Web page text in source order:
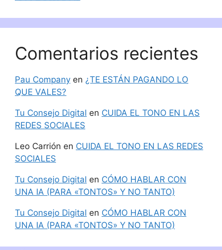
Comentarios recientes
Pau Company en ¿TE ESTÁN PAGANDO LO
QUE VALES?
Tu Consejo Digital en CUIDA EL TONO EN LAS
REDES SOCIALES
Leo Carrión en CUIDA EL TONO EN LAS REDES
SOCIALES
Tu Consejo Digital en CÓMO HABLAR CON
UNA IA (PARA «TONTOS» Y NO TANTO)
Tu Consejo Digital en CÓMO HABLAR CON
UNA IA (PARA «TONTOS» Y NO TANTO)